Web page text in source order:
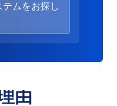
ムをお探し
由